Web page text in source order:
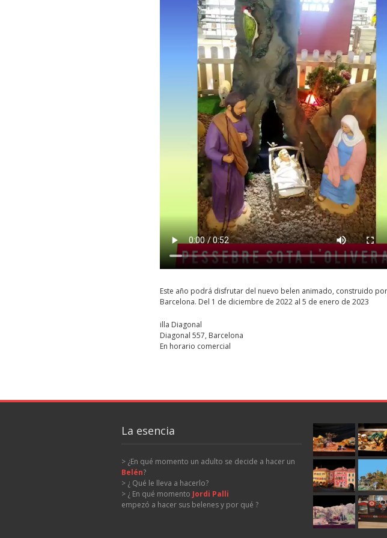
Este año podrá disfrutar del nuevo belen animado, construido
Barcelona. Del 1 de diciembre de 2022 al 5 de enero de 2023
illa Diagonal
Diagonal 557, Barcelona
En horario comercial
La esencia
> ¿En qué momento un adulto se decide a hacer un
Belén?
> ¿ Qué le lleva a hacerlo?
> ¿ En qué momento Jordi Palli
empezó a hacer sus belenes y por qué ?